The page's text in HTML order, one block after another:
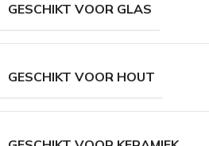
GESCHIKT VOOR GLAS
GESCHIKT VOOR HOUT